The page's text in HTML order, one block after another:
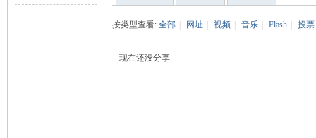
按类型查看: 全部 网址 视频 音乐 Flash 投票
现在还没分享